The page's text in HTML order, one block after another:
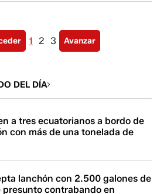
1 2 3 Avanzar
DEL DÍA
a tres ecuatorianos a bordo de
con más de una tonelada de
lanchón con 2.500 galones de
contrabando en